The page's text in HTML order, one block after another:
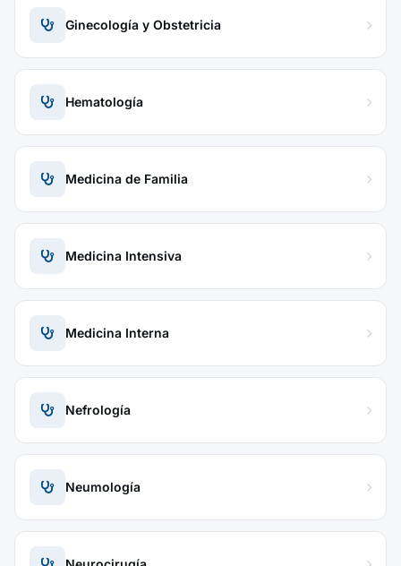
Ginecología y Obstetricia
Hematología
Medicina de Familia
Medicina Intensiva
Medicina Interna
Nefrología
Neumología